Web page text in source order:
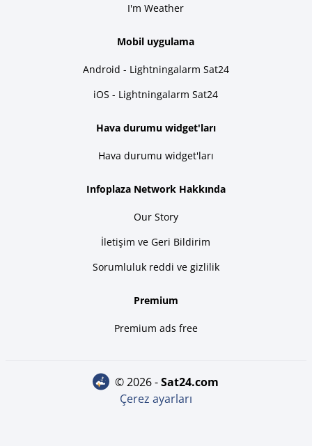
I'm Weather
Mobil uygulama
Android - Lightningalarm Sat24
iOS - Lightningalarm Sat24
Hava durumu widget'ları
Hava durumu widget'ları
Infoplaza Network Hakkında
Our Story
İletişim ve Geri Bildirim
Sorumluluk reddi ve gizlilik
Premium
Premium ads free
© 2026 - sat24.com
Çerez ayarları